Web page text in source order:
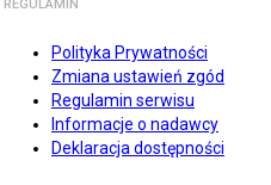
REGULAMIN
Polityka Prywatności
Zmiana ustawień zgód
Regulamin serwisu
Informacje o nadawcy
Deklaracja dostępności